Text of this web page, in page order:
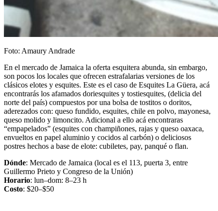
Foto: Amaury Andrade
En el mercado de Jamaica la oferta esquitera abunda, sin embargo,
son pocos los locales que ofrecen estrafalarias versiones de los
clásicos elotes y esquites. Este es el caso de Esquites La Güera, acá
encontrarás los afamados doriesquites y tostiesquites, (delicia del
norte del país) compuestos por una bolsa de tostitos o doritos,
aderezados con: queso fundido, esquites, chile en polvo, mayonesa,
queso molido y limoncito. Adicional a ello acá encontraras
“empapelados” (esquites con champiñones, rajas y queso oaxaca,
envueltos en papel aluminio y cocidos al carbón) o deliciosos
postres hechos a base de elote: cubiletes, pay, panqué o flan.
Dónde: Mercado de Jamaica (local es el 113, puerta 3, entre
Guillermo Prieto y Congreso de la Unión)
Horario: lun–dom: 8–23 h
Costo: $20–$50